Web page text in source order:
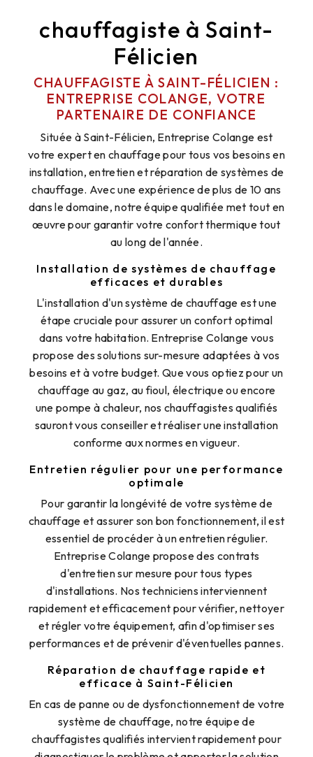
chauffagiste à Saint-
Félicien
CHAUFFAGISTE À SAINT-FÉLICIEN :
ENTREPRISE COLANGE, VOTRE
PARTENAIRE DE CONFIANCE
Située à Saint-Félicien, Entreprise Colange est
votre expert en chauffage pour tous vos besoins en
installation, entretien et réparation de systèmes de
chauffage. Avec une expérience de plus de 10 ans
dans le domaine, notre équipe qualifiée met tout en
œuvre pour garantir votre confort thermique tout
au long de l'année.
Installation de systèmes de chauffage
efficaces et durables
L'installation d'un système de chauffage est une
étape cruciale pour assurer un confort optimal
dans votre habitation. Entreprise Colange vous
propose des solutions sur-mesure adaptées à vos
besoins et à votre budget. Que vous optiez pour un
chauffage au gaz, au fioul, électrique ou encore
une pompe à chaleur, nos chauffagistes qualifiés
sauront vous conseiller et réaliser une installation
conforme aux normes en vigueur.
Entretien régulier pour une performance
optimale
Pour garantir la longévité de votre système de
chauffage et assurer son bon fonctionnement, il est
essentiel de procéder à un entretien régulier.
Entreprise Colange propose des contrats
d'entretien sur mesure pour tous types
d'installations. Nos techniciens interviennent
rapidement et efficacement pour vérifier, nettoyer
et régler votre équipement, afin d'optimiser ses
performances et de prévenir d'éventuelles pannes.
Réparation de chauffage rapide et
efficace à Saint-Félicien
En cas de panne ou de dysfonctionnement de votre
système de chauffage, notre équipe de
chauffagistes qualifiés intervient rapidement pour